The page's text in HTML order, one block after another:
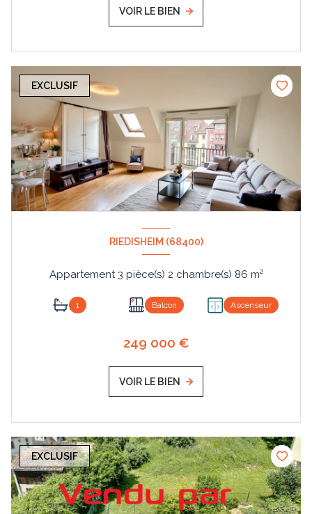
VOIR LE BIEN
EXCLUSIF
RIEDISHEIM (68400)
Appartement 3 pièce(s) 2 chambre(s) 86 m²
1 Balcon Ascenseur
249 000 €
VOIR LE BIEN
EXCLUSIF